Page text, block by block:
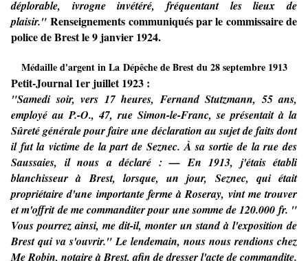
déplorable, ivrogne invétéré, fréquentant les lieux de
plaisir."Renseignements communiqués par le commissaire de
police de Brest le 9 janvier 1924.
Médaille d'argent in La Dépêche de Brest du 28 septembre 1913
Petit-Journal 1er juillet 1923 :
"Samedi soir, vers 17 heures, Fernand Stutzmann, 55 ans,
employé au P.-O., 47, rue Simon-le-Franc, se présentait à la
Sûreté générale pour faire une déclaration au sujet de faits dont
il fut la victime de la part de Seznec. À sa sortie de la rue des
Saussaies, il nous a déclaré : — En 1913, j'étais établi
blanchisseur à Brest, lorsque, un jour, Seznec, qui était
propriétaire d'une importante ferme à Roseray, vint me trouver
et m'offrit de me commanditer pour une somme de 120.000 fr. "
Vous pourrez ainsi, me dit-il, monter un stand à l'exposition de
Brest qui va s'ouvrir." Le lendemain, nous nous rendions chez
Me Robin, notaire à Brest, afin de dresser l'acte de commandite.